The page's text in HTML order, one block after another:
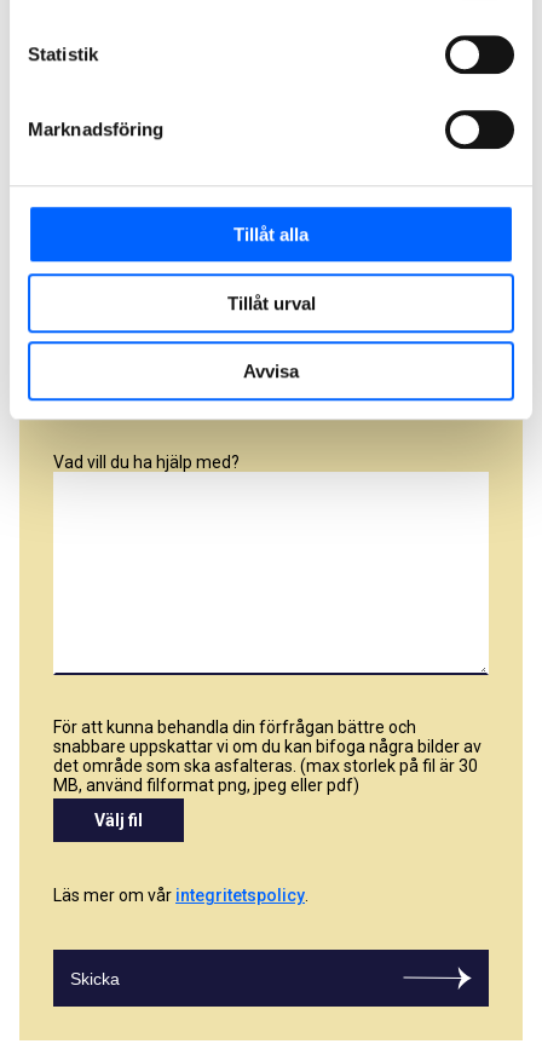
Statistik
Marknadsföring
Tillåt alla
Tillåt urval
Avvisa
Ort
Vad vill du ha hjälp med?
För att kunna behandla din förfrågan bättre och
snabbare uppskattar vi om du kan bifoga några bilder av
det område som ska asfalteras. (max storlek på fil är 30
MB, använd filformat png, jpeg eller pdf)
Välj fil
Läs mer om vår integritetspolicy
Skicka